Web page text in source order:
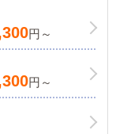
～／ドラ
OK・寮
円～
円～